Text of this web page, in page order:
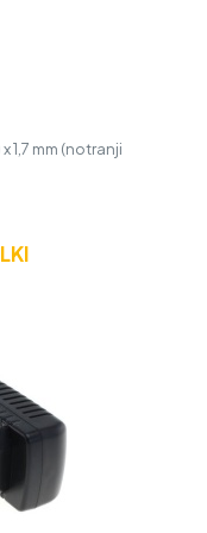
1,7 mm (notranji